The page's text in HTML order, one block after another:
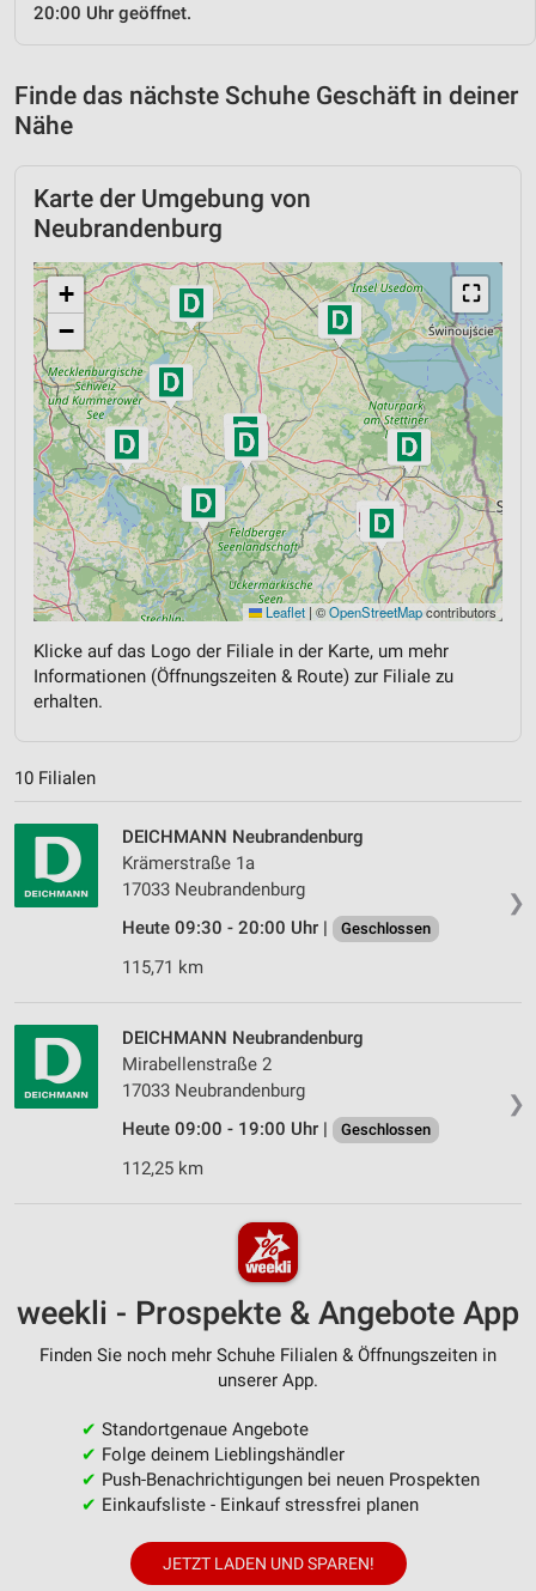
20:00 Uhr geöffnet.
Finde das nächste Schuhe Geschäft in deiner
Nähe
Karte der Umgebung von
Neubrandenburg
⛶
+
−
Leaflet | ©OpenStreetMapcontributors
Klicke auf das Logo der Filiale in der Karte, um mehr
Informationen (Öffnungszeiten & Route) zur Filiale zu
erhalten.
10 Filialen
❯
DEICHMANN Neubrandenburg
Krämerstraße 1a
17033 Neubrandenburg
Heute 09:30 - 20:00 Uhr |
Geschlossen
115,71 km
❯
DEICHMANN Neubrandenburg
Mirabellenstraße 2
17033 Neubrandenburg
Heute 09:00 - 19:00 Uhr |
Geschlossen
112,25 km
weekli - Prospekte & Angebote App
Finden Sie noch mehr Schuhe Filialen & Öffnungszeiten in
unserer App.
✔ Standortgenaue Angebote
✔ Folge deinem Lieblingshändler
✔ Push-Benachrichtigungen bei neuen Prospekten
✔ Einkaufsliste - Einkauf stressfrei planen
JETZT LADEN UND SPAREN!